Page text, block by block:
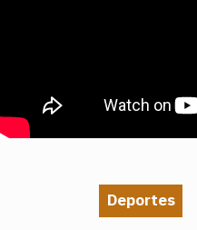
Deportes